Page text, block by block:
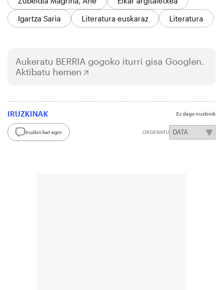
Igartza Saria
Literatura euskaraz Literatura
Aukeratu BERRIA gogoko iturri gisa Googlen.
Aktibatu hemen
IRUZKINAK Ez dago iruzkinik
Iruzkin bat egin ORDENATU